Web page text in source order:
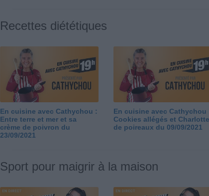
Recettes diététiques
En cuisine avec Cathychou :
Entre terre et mer et sa
crème de poivron du
23/09/2021
En cuisine avec Cathychou
Cookies allégés et Charlotte
de poireaux du 09/09/2021
Sport pour maigrir à la maison